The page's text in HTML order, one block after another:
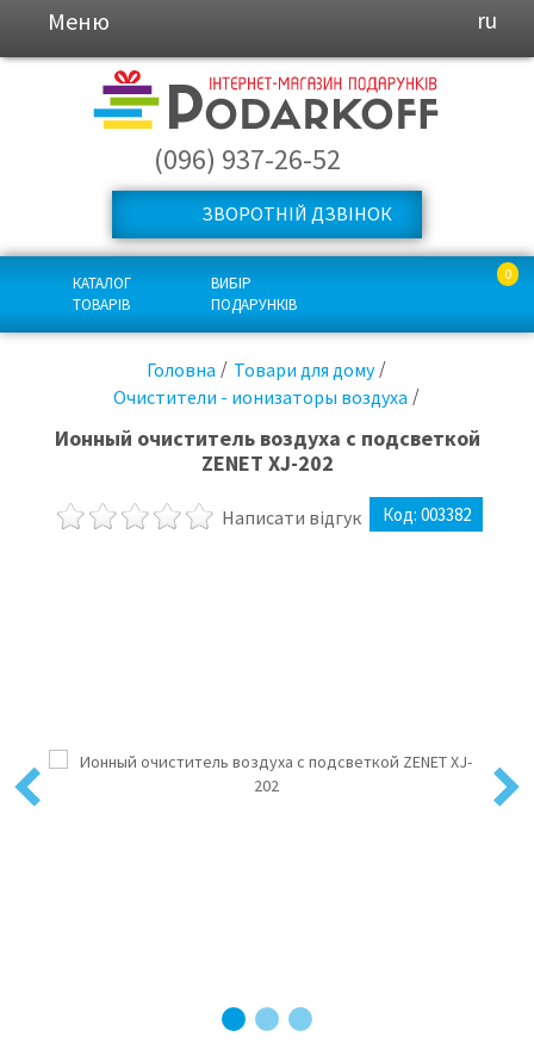
Меню ru
(096) 937-26-52
ЗВОРОТНІЙ ДЗВІНОК
КАТАЛОГ
ТОВАРІВ
ВИБІР
ПОДАРУНКІВ
0
Головна
Товари для дому
Очистители - ионизаторы воздуха
Ионный очиститель воздуха с подсветкой
ZENET XJ-202
Написати відгук Код: 003382
Previous Next